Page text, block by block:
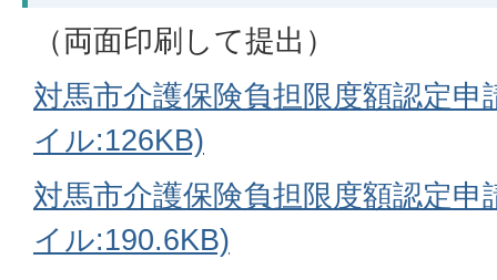
（両面印刷して提出）
対馬市介護保険負担限度額認定
イル:126KB)
対馬市介護保険負担限度額認定
イル:190.6KB)